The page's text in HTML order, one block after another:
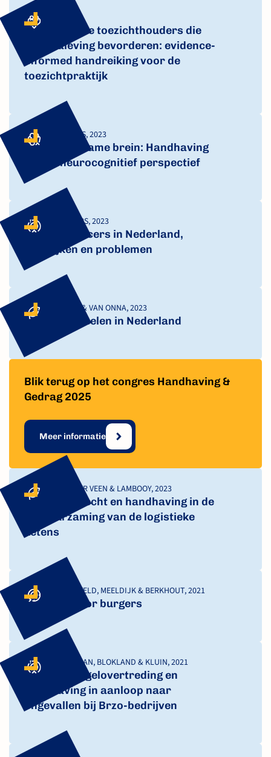
SIX, 2025
Betrouwbare toezichthouders die
regelnaleving bevorderen: evidence-
informed handreiking voor de
toezichtpraktijk
DRIESSEN, AARTS, 2023
Het gehoorzame brein: Handhaving
vanuit neurocognitief perspectief
GOANTA & CAMPS, 2023
Kind influencers in Nederland,
praktijken en problemen
VAN DER GEEST & VAN ONNA, 2023
Milieucriminelen in Nederland
Blik terug op het congres Handhaving &
Gedrag 2025
Meer informatie
KONING, VAN DER VEEN & LAMBOOY, 2023
De rol van recht en handhaving in de
verduurzaming van de logistieke
ketens
VERLAAT, BIJLEVELD, MEELDIJK & BERKHOUT, 2021
Sancties voor burgers
WIERING, HUISMAN, BLOKLAND & KLUIN, 2021
Toezicht, regelovertreding en
handhaving in aanloop naar
ongevallen bij Brzo-bedrijven